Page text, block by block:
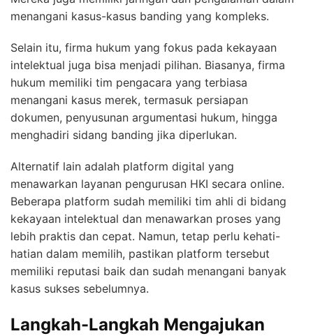
menangani kasus-kasus banding yang kompleks.
Selain itu, firma hukum yang fokus pada kekayaan
intelektual juga bisa menjadi pilihan. Biasanya, firma
hukum memiliki tim pengacara yang terbiasa
menangani kasus merek, termasuk persiapan
dokumen, penyusunan argumentasi hukum, hingga
menghadiri sidang banding jika diperlukan.
Alternatif lain adalah platform digital yang
menawarkan layanan pengurusan HKI secara online.
Beberapa platform sudah memiliki tim ahli di bidang
kekayaan intelektual dan menawarkan proses yang
lebih praktis dan cepat. Namun, tetap perlu kehati-
hatian dalam memilih, pastikan platform tersebut
memiliki reputasi baik dan sudah menangani banyak
kasus sukses sebelumnya.
Langkah-Langkah Mengajukan